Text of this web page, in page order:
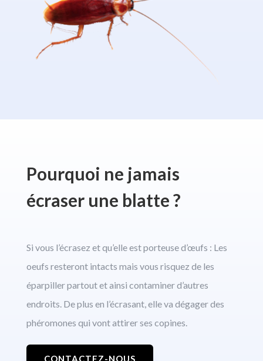
Pourquoi ne jamais
écraser une blatte ?
Si vous l’écrasez et qu’elle est porteuse d’œufs : Les
oeufs resteront intacts mais vous risquez de les
éparpiller partout et ainsi contaminer d’autres
endroits. De plus en l’écrasant, elle va dégager des
phéromones qui vont attirer ses copines.
CONTACTEZ-NOUS